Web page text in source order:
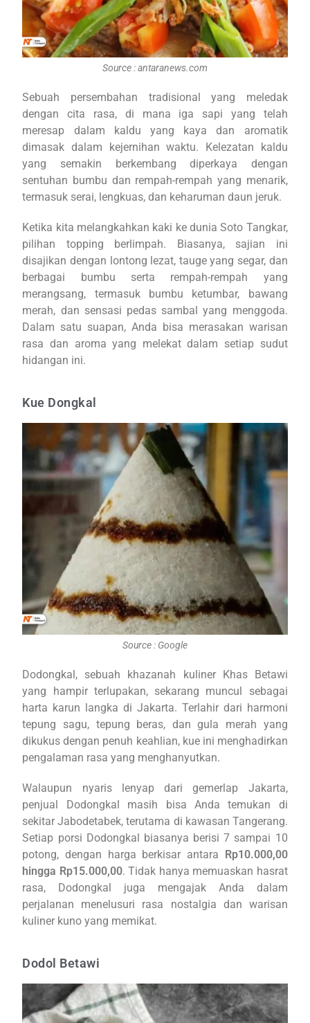
Source : antaranews.com
Sebuah persembahan tradisional yang meledak
dengan cita rasa, di mana iga sapi yang telah
meresap dalam kaldu yang kaya dan aromatik
dimasak dalam kejernihan waktu. Kelezatan kaldu
yang semakin berkembang diperkaya dengan
sentuhan bumbu dan rempah-rempah yang menarik,
termasuk serai, lengkuas, dan keharuman daun jeruk.
Ketika kita melangkahkan kaki ke dunia Soto Tangkar,
pilihan topping berlimpah. Biasanya, sajian ini
disajikan dengan lontong lezat, tauge yang segar, dan
berbagai bumbu serta rempah-rempah yang
merangsang, termasuk bumbu ketumbar, bawang
merah, dan sensasi pedas sambal yang menggoda.
Dalam satu suapan, Anda bisa merasakan warisan
rasa dan aroma yang melekat dalam setiap sudut
hidangan ini.
Kue Dongkal
Source : Google
Dodongkal, sebuah khazanah kuliner Khas Betawi
yang hampir terlupakan, sekarang muncul sebagai
harta karun langka di Jakarta. Terlahir dari harmoni
tepung sagu, tepung beras, dan gula merah yang
dikukus dengan penuh keahlian, kue ini menghadirkan
pengalaman rasa yang menghanyutkan.
Walaupun nyaris lenyap dari gemerlap Jakarta,
penjual Dodongkal masih bisa Anda temukan di
sekitar Jabodetabek, terutama di kawasan Tangerang.
Setiap porsi Dodongkal biasanya berisi 7 sampai 10
potong, dengan harga berkisar antara
Rp10.000,00
hingga Rp15.000,00. Tidak hanya memuaskan hasrat
rasa, Dodongkal juga mengajak Anda dalam
perjalanan menelusuri rasa nostalgia dan warisan
kuliner kuno yang memikat.
Dodol Betawi